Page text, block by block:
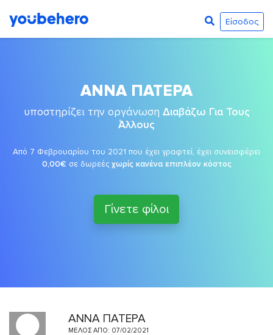
Είσοδος
ΑΝΝΑ ΠΑΤΕΡΑ
υποστηρίζει την οργάνωση Διαβάζω Για Τους
Άλλους
Από 7 Φεβρουαρίου του 2021 που έχει γραφτεί, έχει συνεισφέρει
0,00€ σε δωρεές χωρίς κανένα επιπλέον κόστος
Γίνετε φίλοι
ΑΝΝΑ ΠΑΤΕΡΑ
ΜΈΛΟΣ ΑΠΌ: 07/02/2021